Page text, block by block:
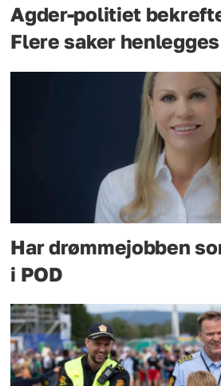
Agder-politiet
Flere saker henlegges
Har drømmejobben
i POD